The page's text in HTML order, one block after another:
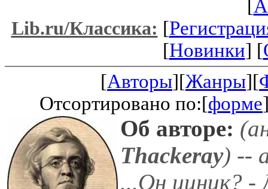
[
Lib.ru/Классика: [
[Новинки] [
[Авторы][Жанры][
Отсортировано по:[форме
Об авторе:
Thackeray) --
...Он циник? -